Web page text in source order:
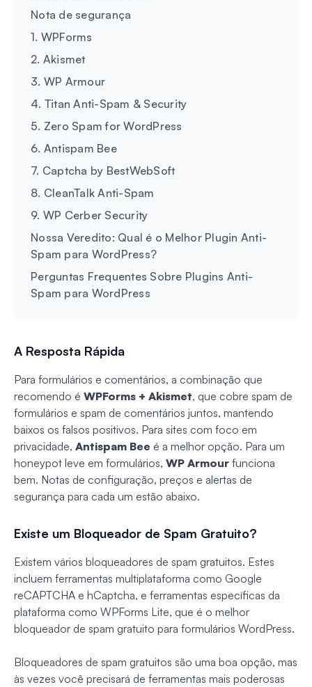
Nota de segurança
1. WPForms
2. Akismet
3. WP Armour
4. Titan Anti-Spam & Security
5. Zero Spam for WordPress
6. Antispam Bee
7. Captcha by BestWebSoft
8. CleanTalk Anti-Spam
9. WP Cerber Security
Nossa Veredito: Qual é o Melhor Plugin Anti-
Spam para WordPress?
Perguntas Frequentes Sobre Plugins Anti-
Spam para WordPress
A Resposta Rápida
Para formulários e comentários, a combinação que
recomendo é WPForms + Akismet, que cobre spam de
formulários e spam de comentários juntos, mantendo
baixos os falsos positivos. Para sites com foco em
privacidade, Antispam Bee é a melhor opção. Para um
honeypot leve em formulários, WP Armour funciona
bem. Notas de configuração, preços e alertas de
segurança para cada um estão abaixo.
Existe um Bloqueador de Spam Gratuito?
Existem vários bloqueadores de spam gratuitos. Estes
incluem ferramentas multiplataforma como Google
reCAPTCHA e hCaptcha, e ferramentas específicas da
plataforma como WPForms Lite, que é o melhor
bloqueador de spam gratuito para formulários WordPress.
Bloqueadores de spam gratuitos são uma boa opção, mas
às vezes você precisará de ferramentas mais poderosas